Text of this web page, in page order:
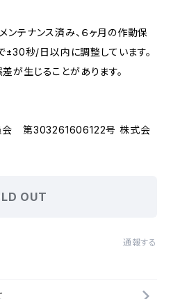
テナンス済み、６ヶ月の作動保
±30秒/日以内に調整しています。
が生じることがあります。
会 第303261606122号 株式会
OUT
通報する